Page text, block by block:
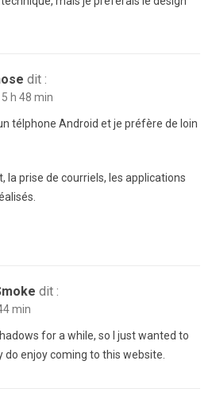
dit :
h 48 min
télphone Android et je préfère de loin
la prise de courriels, les applications
dit :
min
for a while, so I just wanted to
do enjoy coming to this website.